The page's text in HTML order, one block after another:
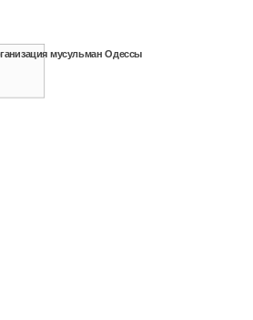
мусульман Одессы